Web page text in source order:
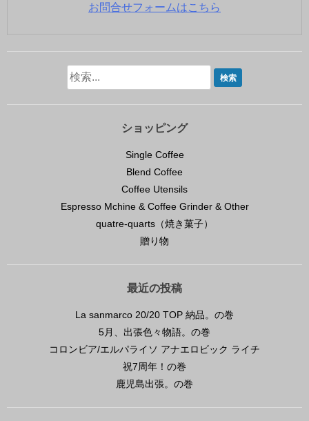
お問合せフォームはこちら
ショッピング
Single Coffee
Blend Coffee
Coffee Utensils
Espresso Mchine & Coffee Grinder & Other
quatre-quarts（焼き菓子）
贈り物
最近の投稿
La sanmarco 20/20 TOP 納品。の巻
5月、出張色々物語。の巻
コロンビア/エルパライソ アナエロビック ライチ
祝7周年！の巻
鹿児島出張。の巻